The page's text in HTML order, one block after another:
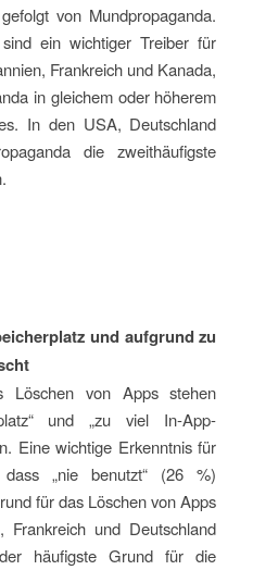
von Mundpropaganda.
ein wichtiger Treiber für
Frankreich und Kanada,
in gleichem oder höherem
In den USA, Deutschland
die zweithäufigste
und aufgrund zu
von Apps stehen
und „zu viel In-App-
Eine wichtige Erkenntnis für
dass „nie benutzt“ (26 %)
für das Löschen von Apps
und Deutschland
häufigste Grund für die